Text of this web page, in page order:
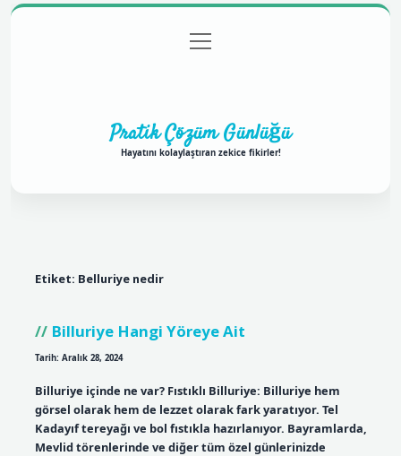
Gizlilik Politikası
menüyü
aç
Pratik Çözüm Günlüğü
Hayatını kolaylaştıran zekice fikirler!
Etiket: Belluriye nedir
Billuriye Hangi Yöreye Ait
Tarih: Aralık 28, 2024
Billuriye içinde ne var? Fıstıklı Billuriye: Billuriye hem
görsel olarak hem de lezzet olarak fark yaratıyor. Tel
Kadayıf tereyağı ve bol fıstıkla hazırlanıyor. Bayramlarda,
Mevlid törenlerinde ve diğer tüm özel günlerinizde